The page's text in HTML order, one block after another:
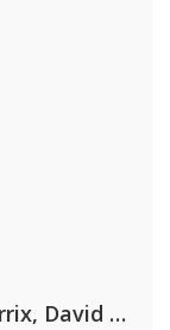
AFROJACK, Martin Garrix, David Guetta & Amél